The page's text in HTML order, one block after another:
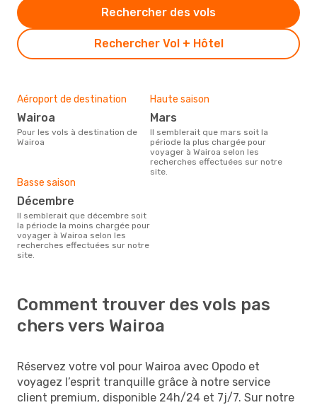
Rechercher Vol + Hôtel
Rechercher des vols
Aéroport de destination
Wairoa
Pour les vols à destination de
Wairoa
Haute saison
mars
Il semblerait que mars soit la
période la plus chargée pour
voyager à Wairoa selon les
recherches effectuées sur notre
site.
Basse saison
décembre
Il semblerait que décembre soit
la période la moins chargée pour
voyager à Wairoa selon les
recherches effectuées sur notre
site.
Comment trouver des vols pas
chers vers Wairoa
Réservez votre vol pour Wairoa avec Opodo et
voyagez l’esprit tranquille grâce à notre service
client premium, disponible 24h/24 et 7j/7. Sur notre